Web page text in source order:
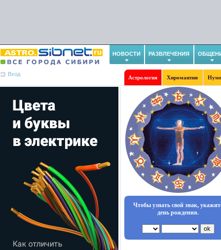
НОВОСТИ РАЗВЛЕЧЕНИЯ
Вход
Астрология Хиромантия
Чтобы узнать свой знак,
день рождения.